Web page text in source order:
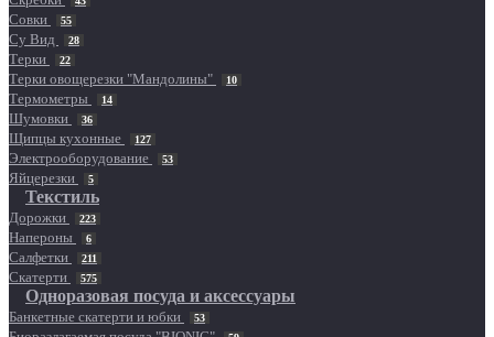
Совки 55
Су Вид 28
Терки 22
Терки овощерезки "Мандолины" 10
Термометры 14
Шумовки 36
Щипцы кухонные 127
Электрооборудование 53
Яйцерезки 5
Текстиль
Дорожки 223
Напероны 6
Салфетки 211
Скатерти 575
Одноразовая посуда и аксессуары
Банкетные скатерти и юбки 53